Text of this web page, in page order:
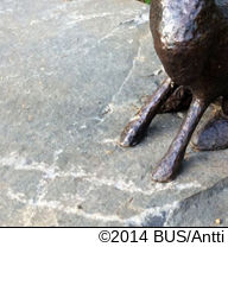
©2014 BUS/